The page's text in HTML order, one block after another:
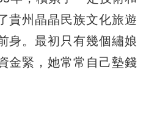
貴州晶晶民族文化旅遊
身。最初只有幾個繡娘
金緊，她常常自己墊錢